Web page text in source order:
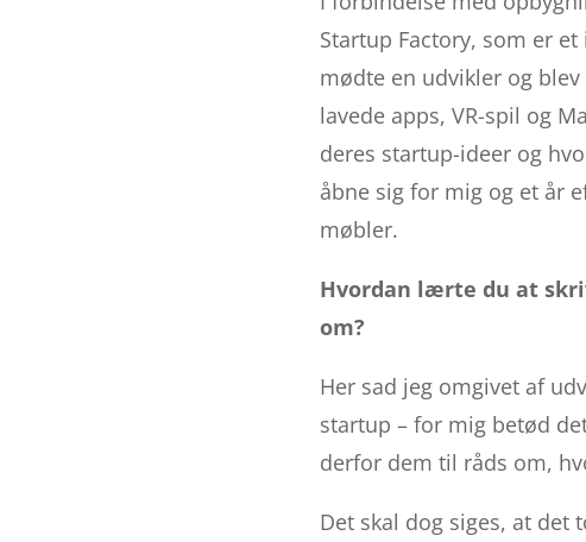
Startup Factory, som er
mødte en udvikler og
lavede apps, VR-spil og
deres startup-ideer og
åbne sig for mig og et år
møbler.
Hvordan lærte du at
om?
Her sad jeg omgivet af
startup – for mig betød
derfor dem til råds om,
Det skal dog siges, at det